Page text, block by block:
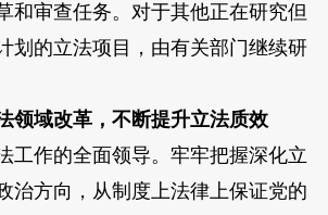
和审查任务。对于其他正在研究但
划的立法项目，由有关部门继续研
领域改革，不断提升立法质效
作的全面领导。牢牢把握深化立
治方向，从制度上法律上保证党的